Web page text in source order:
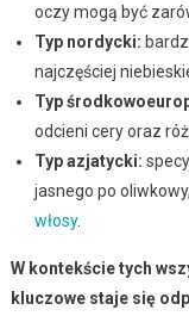
oczy mogą być
Typ nordycki:
najczęściej
Typ
odcieni cery oraz
Typ azjatycki:
jasnego po
włosy.
W kontekście tych
kluczowe staje się